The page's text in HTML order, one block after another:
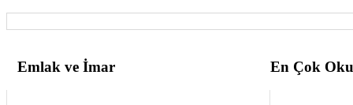
Emlak ve İmar En Çok